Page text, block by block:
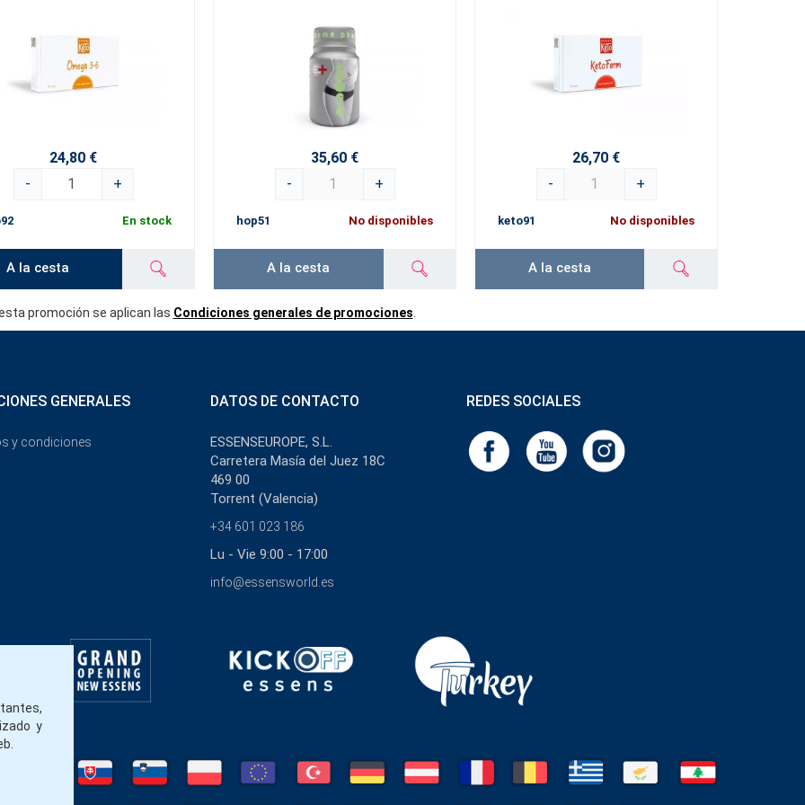
24,80 €
-
+
En stock
A la cesta
35,60 €
-
+
hop51 No disponibles
A la cesta
26,70 €
-
+
keto91 No disponibles
A la cesta
promoción se aplican las Condiciones generales de promociones
y
GENERALES
y condiciones
DATOS DE CONTACTO
ESSENSEUROPE, S.L.
Carretera Masía del Juez 18C
469 00
Torrent (Valencia)
+34 601 023 186
Lu - Vie 9:00 - 17:00
info@essensworld.es
REDES SOCIALES